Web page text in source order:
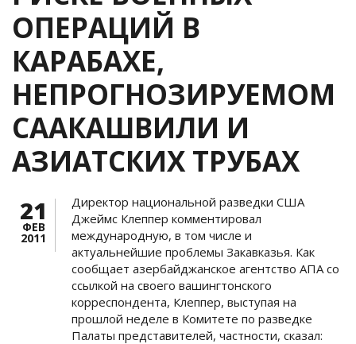
ОПЕРАЦИЙ В
КАРАБАХЕ,
НЕПРОГНОЗИРУЕМОМ
СААКАШВИЛИ И
АЗИАТСКИХ ТРУБАХ
21
ФЕВ
2011
Директор национальной разведки США
Джеймс Клеппер комментировал
международную, в том числе и
актуальнейшие проблемы Закавказья. Как
сообщает азербайджанское агентство АПА со
ссылкой на своего вашингтонского
корреспондента, Клеппер, выступая на
прошлой неделе в Комитете по разведке
Палаты представителей, частности, сказал: